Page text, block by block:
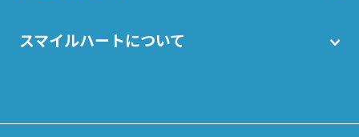
スマイルハートについて